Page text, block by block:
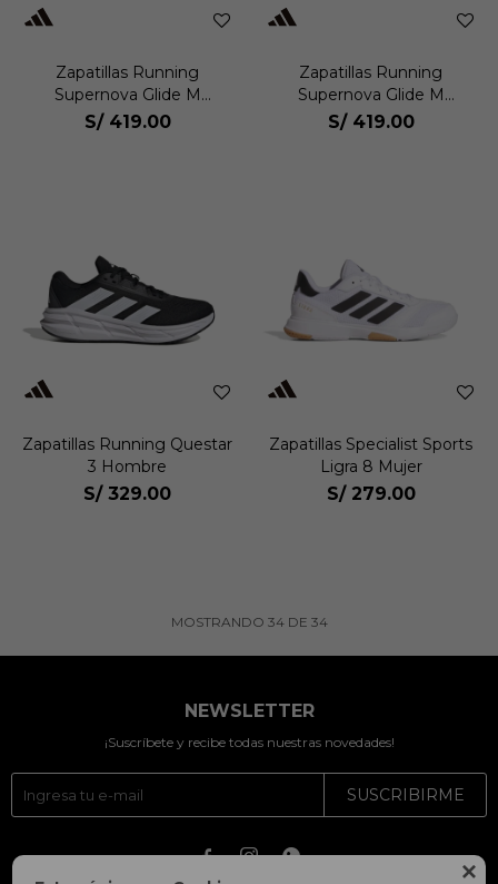

Zapatillas Running
Supernova Glide M
Hombre
S/ 419.00
Zapatillas Running
Supernova Glide M
Hombre
S/ 419.00
Zapatillas Running Questar
3 Hombre
S/ 329.00
Zapatillas Specialist Sports
Ligra 8 Mujer
S/ 279.00
MOSTRANDO 34DE 34
NEWSLETTER
¡Suscríbete y recibe todas nuestras novedades!
SUSCRIBIRME
  